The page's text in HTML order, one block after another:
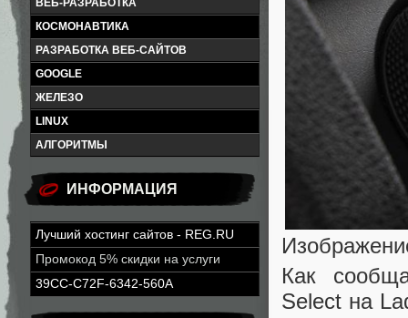
ВЕБ-РАЗРАБОТКА
КОСМОНАВТИКА
РАЗРАБОТКА ВЕБ-САЙТОВ
GOOGLE
ЖЕЛЕЗО
LINUX
АЛГОРИТМЫ
ИНФОРМАЦИЯ
Лучший хостинг сайтов - REG.RU
Промокод 5% скидки на услуги
39CC-C72F-6342-560A
Как
Select на